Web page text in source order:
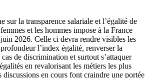
sur la transparence salariale et l’égalité de
et les hommes impose à la France
2026. Celle ci devra rendre visibles les
l’index égalité, renverser la
de discrimination et surtout s’attaquer
en revalorisant les métiers les plus
discussions en cours font craindre une portée